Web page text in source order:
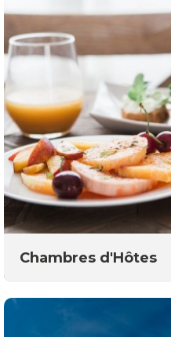
Chambres d'Hôtes